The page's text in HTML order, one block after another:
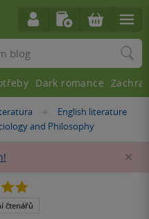
»English literature
and Philosophy
čtenářů
Dark romance